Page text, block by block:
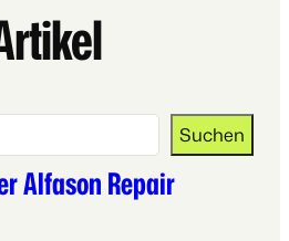
Suchen
Alfason Repair